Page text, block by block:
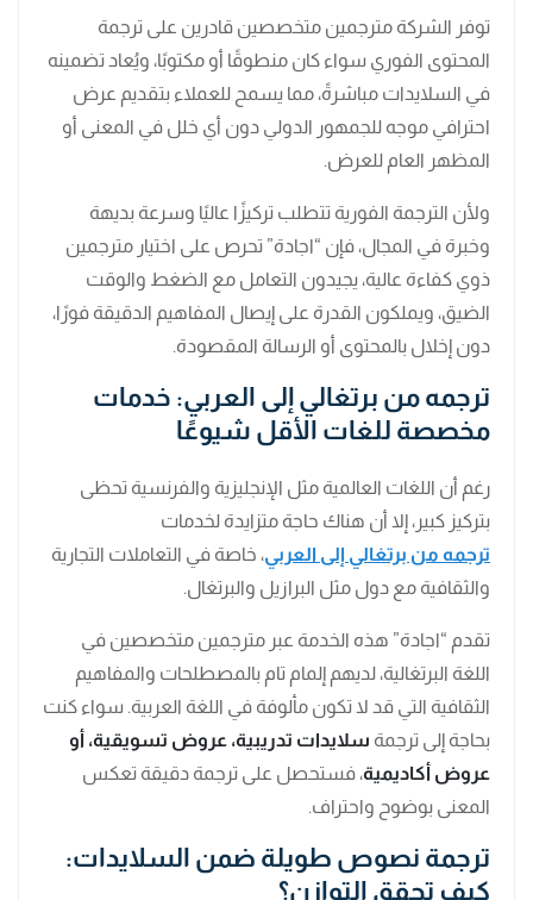
توفر الشركة مترجمين متخصصين قادرين على ترجمة
المحتوى الفوري سواء كان منطوقًا أو مكتوبًا، ويُعاد تضمينه
في السلايدات مباشرةً، مما يسمح للعملاء بتقديم عرض
احترافي موجه للجمهور الدولي دون أي خلل في المعنى أو
المظهر العام للعرض.
ولأن الترجمة الفورية تتطلب تركيزًا عاليًا وسرعة بديهة
وخبرة في المجال، فإن “اجادة” تحرص على اختيار مترجمين
ذوي كفاءة عالية، يجيدون التعامل مع الضغط والوقت
الضيق، ويملكون القدرة على إيصال المفاهيم الدقيقة فورًا،
دون إخلال بالمحتوى أو الرسالة المقصودة.
ترجمه من برتغالي إلى العربي: خدمات
مخصصة للغات الأقل شيوعًا
رغم أن اللغات العالمية مثل الإنجليزية والفرنسية تحظى
بتركيز كبير، إلا أن هناك حاجة متزايدة لخدمات
ترجمه من برتغالي إلى العربي، خاصة في التعاملات التجارية
والثقافية مع دول مثل البرازيل والبرتغال.
تقدم “اجادة” هذه الخدمة عبر مترجمين متخصصين في
اللغة البرتغالية، لديهم إلمام تام بالمصطلحات والمفاهيم
الثقافية التي قد لا تكون مألوفة في اللغة العربية. سواء كنت
بحاجة إلى ترجمة سلايدات تدريبية، عروض تسويقية، أو
عروض أكاديمية، فستحصل على ترجمة دقيقة تعكس
المعنى بوضوح واحتراف.
ترجمة نصوص طويلة ضمن السلايدات:
كيف تحقق التوازن؟